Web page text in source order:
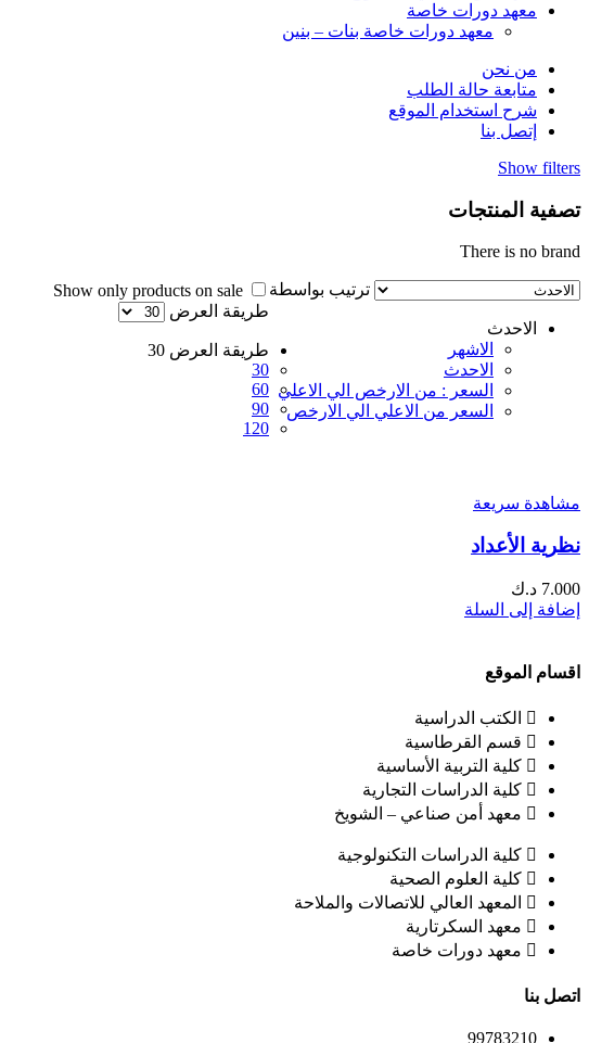
معهد دورات خاصة
معهد دورات خاصة بنات – بنين
من نحن
متابعة حالة الطلب
شرح استخدام الموقع
إتصل بنا
Show filters
تصفية المنتجات
There is no brand
ترتيب بواسطة
الاحدث
الاشهر
الاحدث
السعر : من الارخص الي الاعلي
السعر من الاعلي الي الارخص
طريقة العرض
طريقة العرض 30
30
60
90
120
مشاهدة سريعة
نظرية الأعداد
7.000 د.ك
إضافة إلى السلة
اقسام الموقع
الكتب الدراسية
قسم القرطاسية
كلية التربية الأساسية
كلية الدراسات التجارية
معهد أمن صناعي – الشويخ
كلية الدراسات التكنولوجية
كلية العلوم الصحية
المعهد العالي للاتصالات والملاحة
معهد السكرتارية
معهد دورات خاصة
اتصل بنا
99783210